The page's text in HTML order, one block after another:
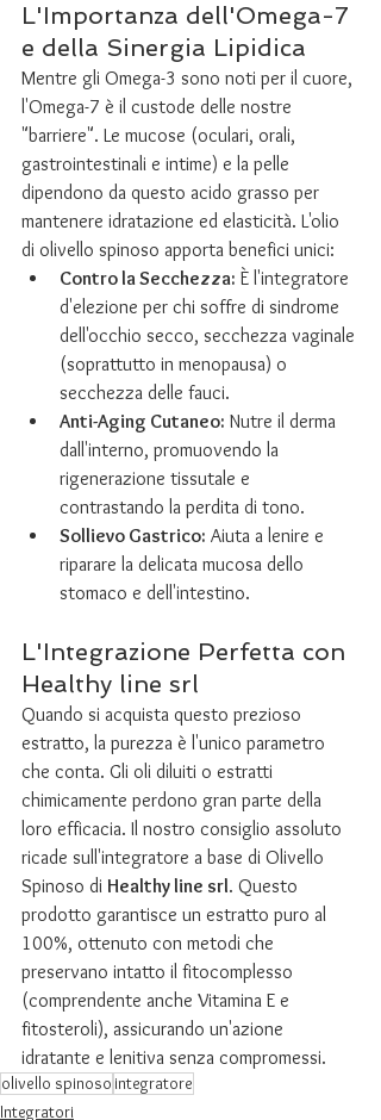
L'Importanza dell'Omega-7
e della Sinergia Lipidica
Mentre gli Omega-3 sono noti per il cuore,
l'Omega-7 è il custode delle nostre
"barriere". Le mucose (oculari, orali,
gastrointestinali e intime) e la pelle
dipendono da questo acido grasso per
mantenere idratazione ed elasticità. L'olio
di olivello spinoso apporta benefici unici:
Contro la Secchezza: È l'integratore
d'elezione per chi soffre di sindrome
dell'occhio secco, secchezza vaginale
(soprattutto in menopausa) o
secchezza delle fauci.
Anti-Aging Cutaneo: Nutre il derma
dall'interno, promuovendo la
rigenerazione tissutale e
contrastando la perdita di tono.
Sollievo Gastrico: Aiuta a lenire e
riparare la delicata mucosa dello
stomaco e dell'intestino.
L'Integrazione Perfetta con
Healthy line srl
Quando si acquista questo prezioso
estratto, la purezza è l'unico parametro
che conta. Gli oli diluiti o estratti
chimicamente perdono gran parte della
loro efficacia. Il nostro consiglio assoluto
ricade sull'integratore a base di Olivello
Spinoso di Healthy line srl. Questo
prodotto garantisce un estratto puro al
100%, ottenuto con metodi che
preservano intatto il fitocomplesso
(comprendente anche Vitamina E e
fitosteroli), assicurando un'azione
idratante e lenitiva senza compromessi.
olivello spinoso integratore
Integratori